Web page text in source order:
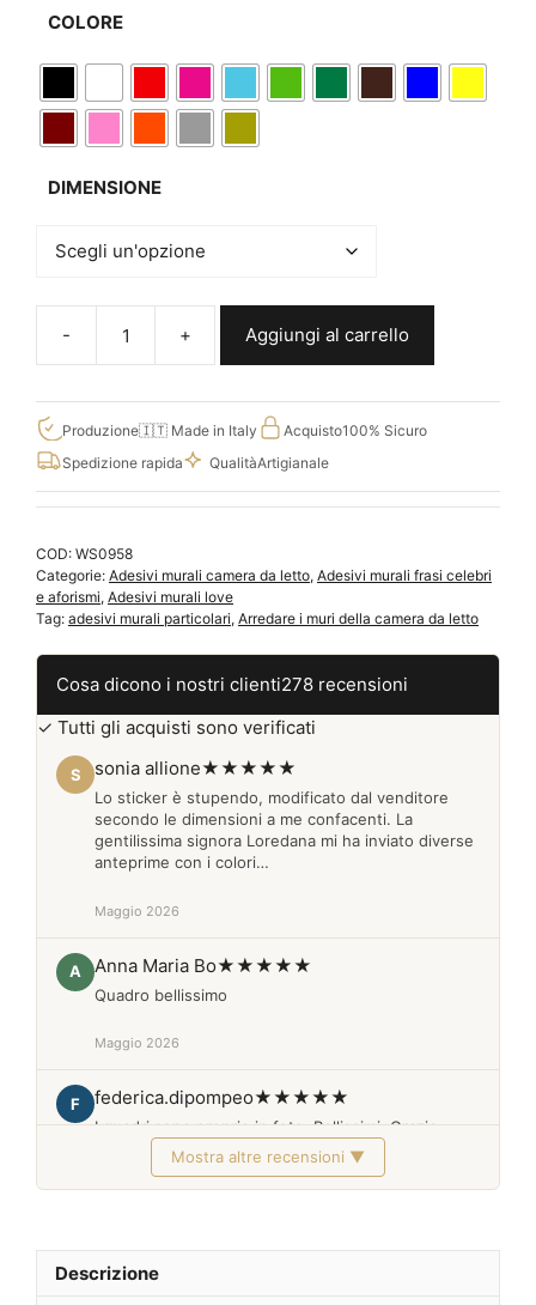
COLORE
DIMENSIONE
Adesivi
murali
frase
love
story
decorazioni
adesive
WS0958
quantità
Aggiungi al carrello
Produzione🇮🇹 Made in Italy Acquisto100% Sicuro
Spedizione rapida
QualitàArtigianale
COD: WS0958
Categorie: Adesivi murali camera da letto, Adesivi murali frasi celebri
e aforismi, Adesivi murali love
Tag: adesivi murali particolari, Arredare i muri della camera da letto
Cosa dicono i nostri clienti278 recensioni
✓ Tutti gli acquisti sono verificati
S sonia allione★★★★★
Lo sticker è stupendo, modificato dal venditore
secondo le dimensioni a me confacenti. La
gentilissima signora Loredana mi ha inviato diverse
anteprime con i colori…
Maggio 2026
A Anna Maria Bo★★★★★
Quadro bellissimo
Maggio 2026
F federica.dipompeo★★★★★
I quadri sono proprio in foto. Bellissimi. Grazie
Febbraio 2026
Mostra altre recensioni ▼
Descrizione